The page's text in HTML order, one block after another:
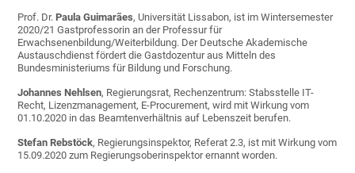
Prof. Dr.Paula Guimarães, Universität Lissabon, ist im Wintersemester
2020/21 Gastprofessorin an der Professur für
Erwachsenenbildung/Weiterbildung. Der Deutsche Akademische
Austauschdienst fördert die Gastdozentur aus Mitteln des
Bundesministeriums für Bildung und Forschung.
Johannes Nehlsen, Regierungsrat, Rechenzentrum: Stabsstelle IT-
Recht, Lizenzmanagement, E-Procurement, wird mit Wirkung vom
01.10.2020 in das Beamtenverhältnis auf Lebenszeit berufen.
Stefan Rebstöck, Regierungsinspektor, Referat 2.3, ist mit Wirkung vom
15.09.2020 zum Regierungsoberinspektor ernannt worden.